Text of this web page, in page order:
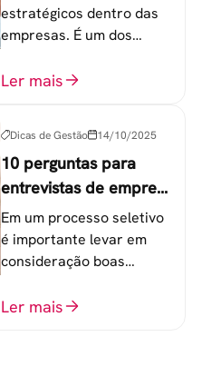
empresa
estratégicos dentro das
empresas. É um dos
o atingimento das metas
Ler mais
Dicas de Gestão 14/10/2025
10 perguntas para
entrevistas de emprego
que recrutadores não
devem fazer
Em um processo seletivo
é importante levar em
consideração boas
o perfil do profissional e
Ler mais